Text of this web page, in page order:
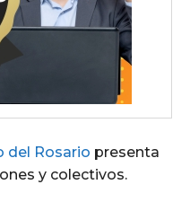
del Rosario presenta
y colectivos.